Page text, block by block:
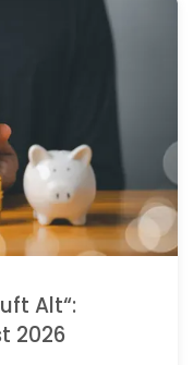
Alt“:
2026